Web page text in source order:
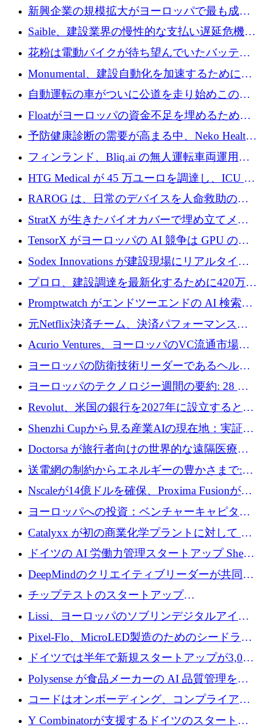
後、アムステルダムに根を張る
新興企業の規模拡大がヨーロッパで最も成功
した創業者を生み出す、アントラー氏が発見
Saible、建設業界の慢性的な支払い遅延危機に
対処するために 290 万ポンドを調達
花粉は電動バイクが待ち望んでいたバッテリ
ー交換ネットワークを構築している
Monumental、建設自動化を加速するためにシ
リーズ B で 3,200 万ドルを確保
自動運転の車がついに公道を走り始めこの国
が世界をリードしようとしている
Floatがヨーロッパの資金不足を埋めるために
シリーズAで450万ユーロを調達
予防健康診断の需要が高まる中、Neko Health
が 7 億ドルを調達
フィンランド、Bliq.ai の無人運転車両運用を
認可
HTG Medical が 45 万ユーロを調達し、ICU の
尿モニタリングを自動化するための MDR 認
証を獲得
RAROG は、日常のデバイスを人命救助の救
助ビーコンに変えるために 16 万 2,000 ユーロ
StratX が生きたバイオカバーで埋め立てメタ
ン対策に 119 万ドルを調達
TensorX がヨーロッパの AI 競争は GPU の所
有者によって決まると考える理由
Sodex Innovations が建設現場にリアルタイム
のインテリジェンスをもたらすために 400 万
ユーロを確保
プロロ、建設調達を最新化するために420万ポ
ンドを調達
Promptwatch がエンドツーエンドの AI 検索最
適化プラットフォームを拡張するために 600
万ユーロを調達
元Netflix決済チーム、決済パフォーマンスプ
ラットフォームNopanのためにこれまでに720
万ユーロを調達
Acurio Ventures、ヨーロッパのVC流通市場の
流動性を解放するために1億1,500万ユーロの
ファンドを立ち上げる
ヨーロッパの防衛技術リーダーであるヘルシ
ングは、180億ドルの評価額で18億ドルのシリ
ヨーロッパのテクノロジー週間の要約: 28 億
ユーロを超える 70 以上のテクノロジー資金調
Revolut、米国の銀行を2027年に設立すると米
国の社長が語る
Shenzhi Cupから見る産業AIの現在地：実証と
産業実装への道筋
Doctorsa が旅行者向けの世界的な遠隔医療プ
ラットフォームを拡大するために 100 万ユー
ロを調達
送電網の制約からエネルギーの豊かさまで:
Envision の Gobi X がヨーロッパの AI の未来
Nscaleが14億ドルを確保、Proxima Fusionが4
億1,100万ユーロを獲得、Invest EuropeはVCの
ヨーロッパへの投資：ベンチャーキャピタル
が過去2番目に高い水準に到達
Catalyxx が初の商業化学プラントに対して EU
から 2,000 万ユーロ以上の支援を獲得
ドイツの AI 労働力管理スタートアップ Sherpa
がプレシードで 220 万ドルを調達
DeepMindのクリエイティブリーダーが共同設
立したAIライティングのスタートアップが
1,300万ドルのシード投資を調達
チップテストのスタートアップ
QuantumDiamondsが株式資金で1,500万ユーロ
を調達
Lissi、ヨーロッパのソブリンデジタルアイデ
ンティティの未来を推進するために350万ユー
ロを調達
Pixel-Flo、MicroLED製造のためのシードラウ
ンドで525万ポンドを獲得
ドイツでは半年で新規スタートアップが3,000
社という記録を目の当たりにし、涙を流すハ
ンブルク
Polysense が食品メーカーの AI 品質管理を拡
張するために 1,070 万ドルを調達
コードはオンボーディング、コンプライアン
ス、支払いを統合するために 640 万ポンドを
Y Combinatorが支援するドイツのスタートア